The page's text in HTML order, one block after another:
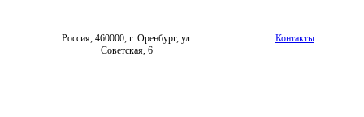
Россия, 460000, г. Оренбург, ул.
Советская, 6
Контакты